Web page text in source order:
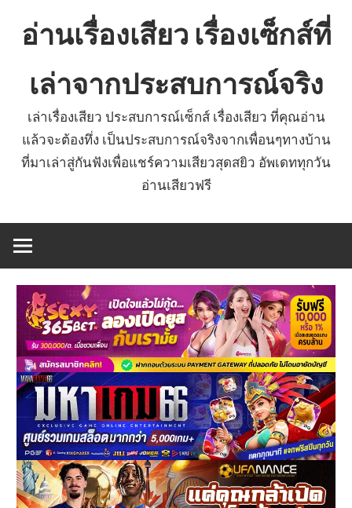
อ่านเรื่องเสียว เรื่องเซ็กส์ที่
เล่าจากประสบการณ์จริง
เล่าเรื่องเสียว ประสบการณ์เซ็กส์ เรื่องเสียว ที่คุณอ่าน
แล้วจะต้องทึ่ง เป็นประสบการณ์จริงจากเพื่อนๆทางบ้าน
ที่มาเล่าสู่กันฟังเพื่อแชร์ความเสียวสุดสยิว อัพเดททุกวัน
อ่านเสียวฟรี